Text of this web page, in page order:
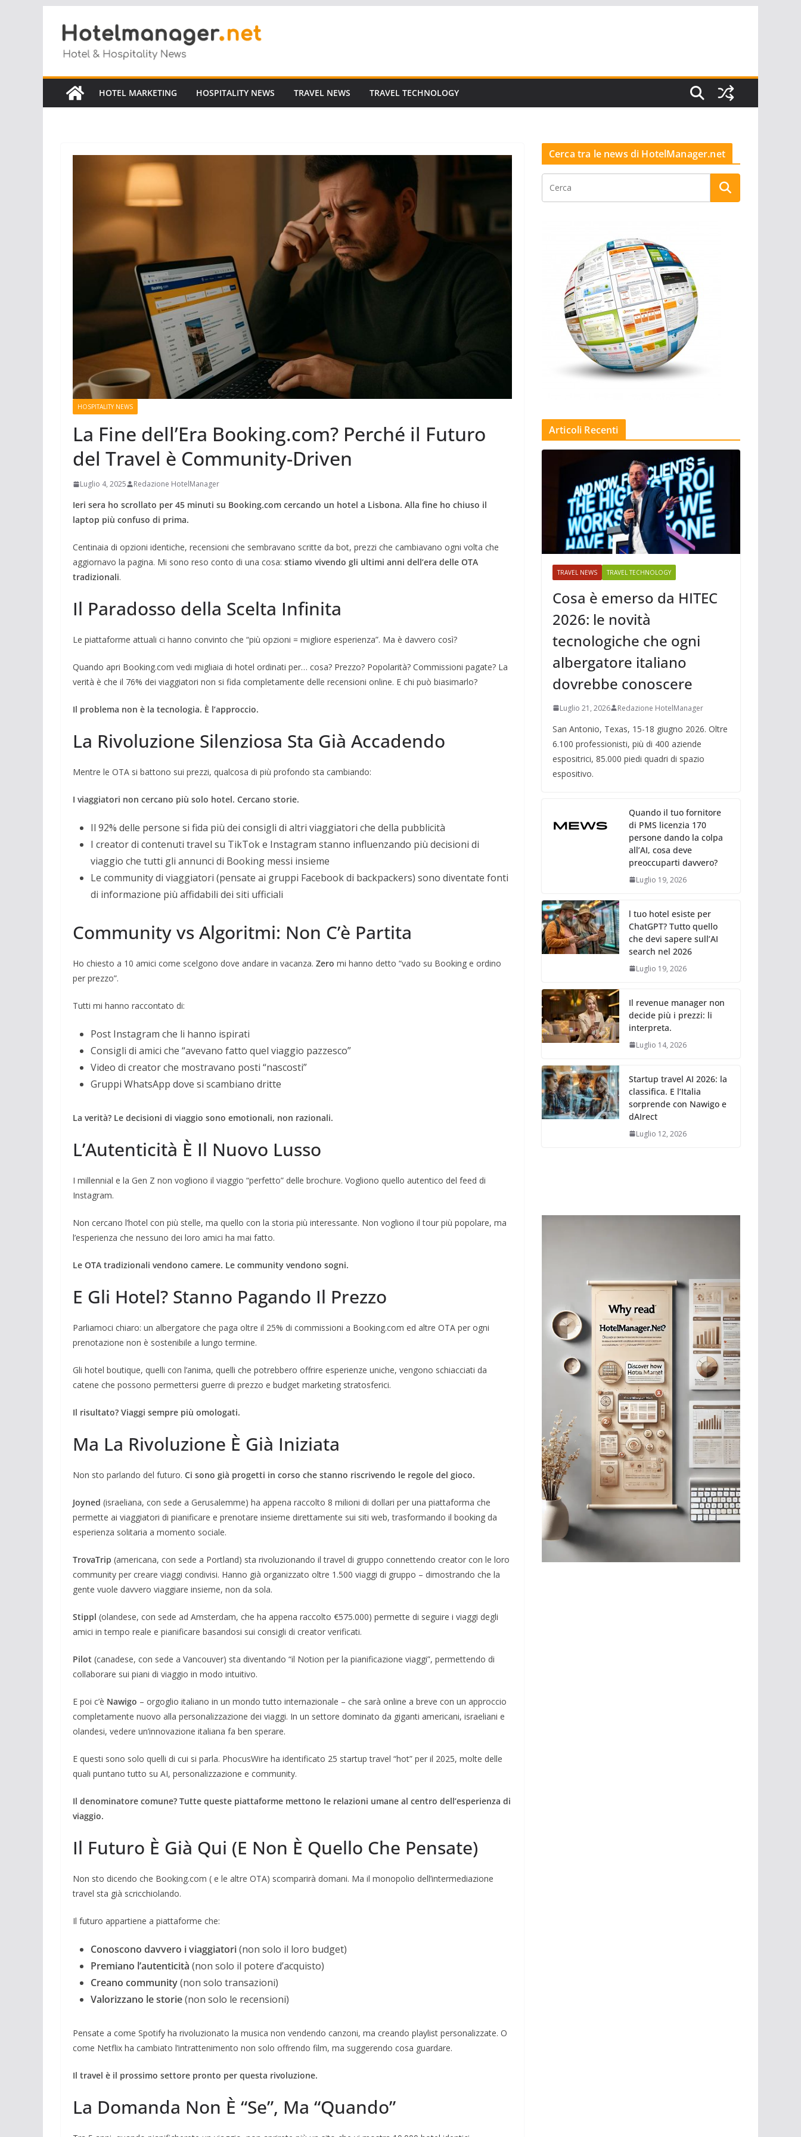
contenuto
HOTEL MARKETING HOSPITALITY NEWS TRAVEL NEWS TRAVEL TECHNOLOGY
HOSPITALITY NEWS
La Fine dell’Era Booking.com? Perché il Futuro
del Travel è Community-Driven
Luglio 4, 2025 Redazione HotelManager
Ieri sera ho scrollato per 45 minuti su Booking.com cercando un hotel a Lisbona. Alla fine ho chiuso il
laptop più confuso di prima.
Centinaia di opzioni identiche, recensioni che sembravano scritte da bot, prezzi che cambiavano ogni volta che
aggiornavo la pagina. Mi sono reso conto di una cosa: stiamo vivendo gli ultimi anni dell’era delle OTA
tradizionali.
Il Paradosso della Scelta Infinita
Le piattaforme attuali ci hanno convinto che “più opzioni = migliore esperienza”. Ma è davvero così?
Quando apri Booking.com vedi migliaia di hotel ordinati per… cosa? Prezzo? Popolarità? Commissioni pagate? La
verità è che il 76% dei viaggiatori non si fida completamente delle recensioni online. E chi può biasimarlo?
Il problema non è la tecnologia. È l’approccio.
La Rivoluzione Silenziosa Sta Già Accadendo
Mentre le OTA si battono sui prezzi, qualcosa di più profondo sta cambiando:
I viaggiatori non cercano più solo hotel. Cercano storie.
Il 92% delle persone si fida più dei consigli di altri viaggiatori che della pubblicità
I creator di contenuti travel su TikTok e Instagram stanno influenzando più decisioni di
viaggio che tutti gli annunci di Booking messi insieme
Le community di viaggiatori (pensate ai gruppi Facebook di backpackers) sono diventate fonti
di informazione più affidabili dei siti ufficiali
Community vs Algoritmi: Non C’è Partita
Ho chiesto a 10 amici come scelgono dove andare in vacanza. Zero mi hanno detto “vado su Booking e ordino
per prezzo”.
Tutti mi hanno raccontato di:
Post Instagram che li hanno ispirati
Consigli di amici che “avevano fatto quel viaggio pazzesco”
Video di creator che mostravano posti “nascosti”
Gruppi WhatsApp dove si scambiano dritte
La verità? Le decisioni di viaggio sono emotionali, non razionali.
L’Autenticità È Il Nuovo Lusso
I millennial e la Gen Z non vogliono il viaggio “perfetto” delle brochure. Vogliono quello autentico del feed di
Instagram.
Non cercano l’hotel con più stelle, ma quello con la storia più interessante. Non vogliono il tour più popolare, ma
l’esperienza che nessuno dei loro amici ha mai fatto.
Le OTA tradizionali vendono camere. Le community vendono sogni.
E Gli Hotel? Stanno Pagando Il Prezzo
Parliamoci chiaro: un albergatore che paga oltre il 25% di commissioni a Booking.com ed altre OTA per ogni
prenotazione non è sostenibile a lungo termine.
Gli hotel boutique, quelli con l’anima, quelli che potrebbero offrire esperienze uniche, vengono schiacciati da
catene che possono permettersi guerre di prezzo e budget marketing stratosferici.
Il risultato? Viaggi sempre più omologati.
Ma La Rivoluzione È Già Iniziata
Non sto parlando del futuro. Ci sono già progetti in corso che stanno riscrivendo le regole del gioco.
Joyned (israeliana, con sede a Gerusalemme) ha appena raccolto 8 milioni di dollari per una piattaforma che
permette ai viaggiatori di pianificare e prenotare insieme direttamente sui siti web, trasformando il booking da
esperienza solitaria a momento sociale.
TrovaTrip (americana, con sede a Portland) sta rivoluzionando il travel di gruppo connettendo creator con le loro
community per creare viaggi condivisi. Hanno già organizzato oltre 1.500 viaggi di gruppo – dimostrando che la
gente vuole davvero viaggiare insieme, non da sola.
Stippl (olandese, con sede ad Amsterdam, che ha appena raccolto €575.000) permette di seguire i viaggi degli
amici in tempo reale e pianificare basandosi sui consigli di creator verificati.
Pilot (canadese, con sede a Vancouver) sta diventando “il Notion per la pianificazione viaggi”, permettendo di
collaborare sui piani di viaggio in modo intuitivo.
E poi c’è Nawigo – orgoglio italiano in un mondo tutto internazionale – che sarà online a breve con un approccio
completamente nuovo alla personalizzazione dei viaggi. In un settore dominato da giganti americani, israeliani e
olandesi, vedere un’innovazione italiana fa ben sperare.
E questi sono solo quelli di cui si parla. PhocusWire ha identificato 25 startup travel “hot” per il 2025, molte delle
quali puntano tutto su AI, personalizzazione e community.
Il denominatore comune? Tutte queste piattaforme mettono le relazioni umane al centro dell’esperienza di
viaggio.
Il Futuro È Già Qui (E Non È Quello Che Pensate)
Non sto dicendo che Booking.com ( e le altre OTA) scomparirà domani. Ma il monopolio dell’intermediazione
travel sta già scricchiolando.
Il futuro appartiene a piattaforme che:
Conoscono davvero i viaggiatori(non solo il loro budget)
Premiano l’autenticità (non solo il potere d’acquisto)
Creano community(non solo transazioni)
Valorizzano le storie(non solo le recensioni)
Pensate a come Spotify ha rivoluzionato la musica non vendendo canzoni, ma creando playlist personalizzate. O
come Netflix ha cambiato l’intrattenimento non solo offrendo film, ma suggerendo cosa guardare.
Il travel è il prossimo settore pronto per questa rivoluzione.
La Domanda Non È “Se”, Ma “Quando”
Cerca tra le news di HotelManager.net
Articoli Recenti
TRAVEL NEWS TRAVEL TECHNOLOGY
Cosa è emerso da HITEC
2026: le novità
tecnologiche che ogni
albergatore italiano
dovrebbe conoscere
Luglio 21, 2026 Redazione HotelManager
San Antonio, Texas, 15-18 giugno 2026. Oltre
6.100 professionisti, più di 400 aziende
espositrici, 85.000 piedi quadri di spazio
espositivo.
Quando il tuo fornitore
di PMS licenzia 170
persone dando la colpa
all’AI, cosa deve
preoccuparti davvero?
Luglio 19, 2026
l tuo hotel esiste per
ChatGPT? Tutto quello
che devi sapere sull’AI
search nel 2026
Luglio 19, 2026
Il revenue manager non
decide più i prezzi: li
interpreta.
Luglio 14, 2026
Startup travel AI 2026: la
classifica. E l’Italia
sorprende con Nawigo e
dAIrect
Luglio 12, 2026